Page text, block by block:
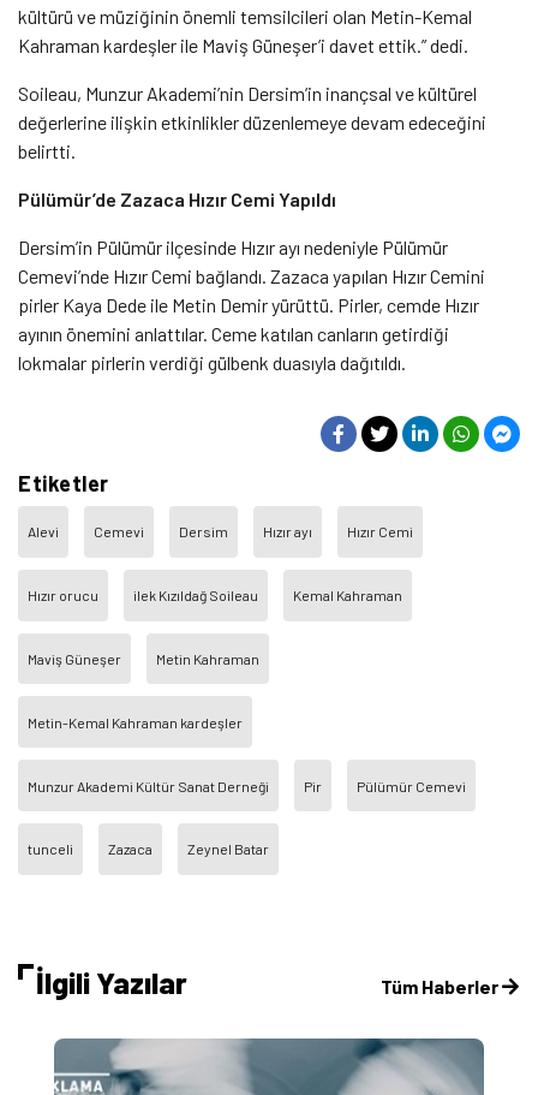
kültürü ve müziğinin önemli temsilcileri olan Metin-Kemal
Kahraman kardeşler ile Maviş Güneşer’i davet ettik.” dedi.
Soileau, Munzur Akademi’nin Dersim’in inançsal ve kültürel
değerlerine ilişkin etkinlikler düzenlemeye devam edeceğini
belirtti.
Pülümür’de Zazaca Hızır Cemi Yapıldı
Dersim’in Pülümür ilçesinde Hızır ayı nedeniyle Pülümür
Cemevi’nde Hızır Cemi bağlandı. Zazaca yapılan Hızır Cemini
pirler Kaya Dede ile Metin Demir yürüttü. Pirler, cemde Hızır
ayının önemini anlattılar. Ceme katılan canların getirdiği
lokmalar pirlerin verdiği gülbenk duasıyla dağıtıldı.
Etiketler
Alevi Cemevi Dersim Hızır ayı Hızır Cemi
Hızır orucu ilek Kızıldağ Soileau Kemal Kahraman
Maviş Güneşer Metin Kahraman
Metin-Kemal Kahraman kardeşler
Munzur Akademi Kültür Sanat Derneği Pir Pülümür Cemevi
tunceli Zazaca Zeynel Batar
İlgili Yazılar Tüm Haberler